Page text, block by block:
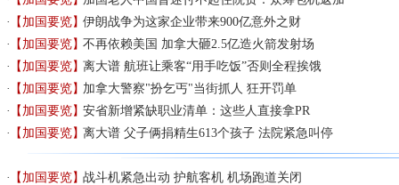
【加国要览】伊朗战争为这家企业带来900亿意外之财
【加国要览】不再依赖美国 加拿大砸2.5亿造火箭发射场
【加国要览】离大谱 航班让乘客“用手吃饭”否则全程挨饿
【加国要览】加拿大警察"扮乞丐"当街抓人 狂开罚单
【加国要览】安省新增紧缺职业清单：这些人直接拿PR
【加国要览】离大谱 父子俩捐精生613个孩子 法院紧急叫停
【加国要览】战斗机紧急出动 护航客机 机场跑道关闭